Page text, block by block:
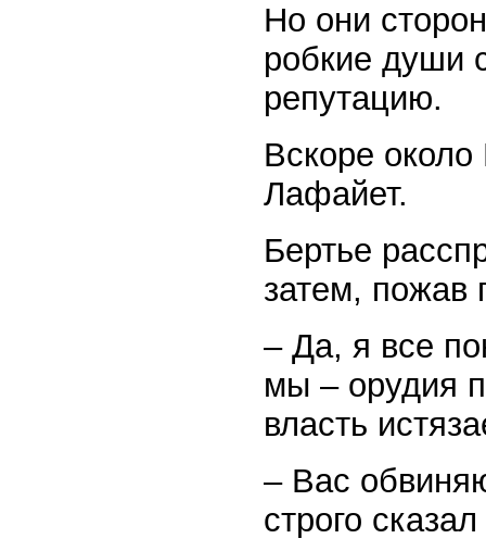
Но они
робкие души
репутацию.
Вскоре около
Лафайет.
Бертье
затем, пожав
– Да, я все
мы – орудия
власть
– Вас
строго